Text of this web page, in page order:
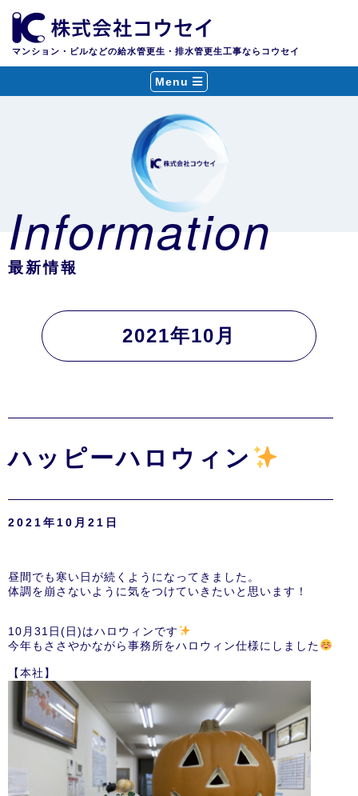
マンション・ビルなどの給水管更生・排水管更生工事ならコウセイ
Menu
Information
最新情報
2021年10月
ハッピーハロウィン
2021年10月21日
昼間でも寒い日が続くようになってきました。
体調を崩さないように気をつけていきたいと思います！
10月31日(日)はハロウィンです
今年もささやかながら事務所をハロウィン仕様にしました
【本社】